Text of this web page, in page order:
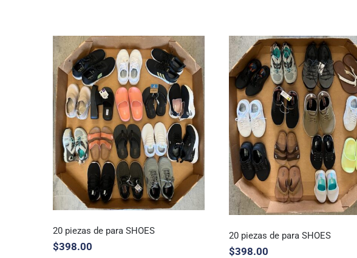
125 piezas para damas 125 piezas para damas
20 piezas de para SHOES
$398.00
20 piezas de para SHOES
$398.00